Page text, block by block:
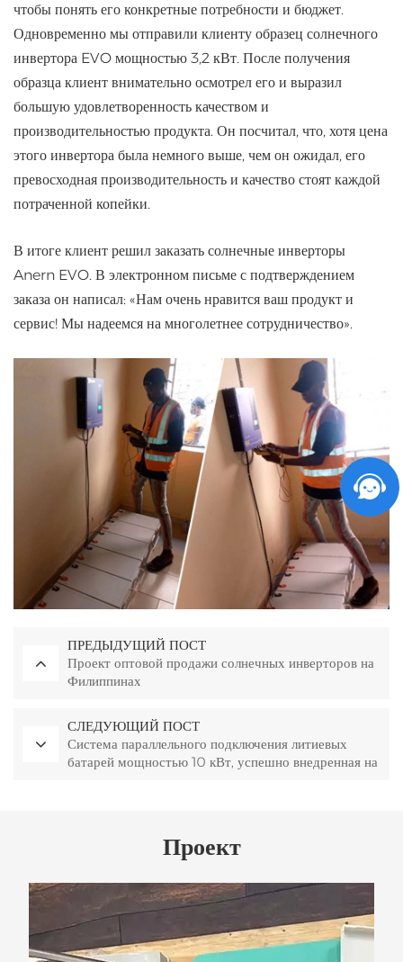
чтобы понять его конкретные потребности и бюджет.
Одновременно мы отправили клиенту образец солнечного
инвертора EVO мощностью 3,2 кВт. После получения
образца клиент внимательно осмотрел его и выразил
большую удовлетворенность качеством и
производительностью продукта. Он посчитал, что, хотя цена
этого инвертора была немного выше, чем он ожидал, его
превосходная производительность и качество стоят каждой
потраченной копейки.
В итоге клиент решил заказать солнечные инверторы
Anern EVO. В электронном письме с подтверждением
заказа он написал: «Нам очень нравится ваш продукт и
сервис! Мы надеемся на многолетнее сотрудничество».
ПРЕДЫДУЩИЙ ПОСТ
Проект оптовой продажи солнечных инверторов на
Филиппинах
СЛЕДУЮЩИЙ ПОСТ
Система параллельного подключения литиевых
батарей мощностью 10 кВт, успешно внедренная на
Проект